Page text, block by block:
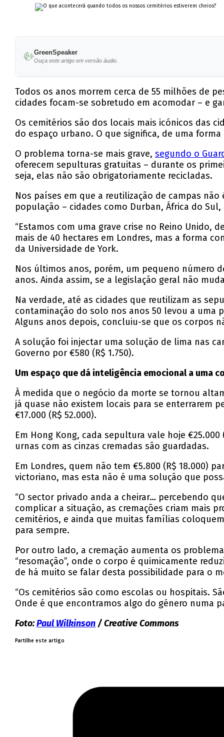
GreenSpeaker
Ouça este artigo em versão áudio.
Todos os anos morrem cerca de 55 milhões de
cidades focam-se sobretudo em acomodar – e
Os cemitérios são dos locais mais icónicos das
do espaço urbano. O que significa, de uma
O problema torna-se mais grave,segundo o
oferecem sepulturas gratuitas – durante os
seja, elas não são obrigatoriamente recicladas.
Nos países em que a reutilização de campas
população – cidades como Durban, África do
“Estamos com uma grave crise no Reino Unido,
mais de 40 hectares em Londres, mas a forma
da Universidade de York.
Nos últimos anos, porém, um pequeno número
anos. Ainda assim, se a legislação geral não
Na verdade, até as cidades que reutilizam as
contaminação do solo nos anos 50 levou a
Alguns anos depois, concluiu-se que os corpos
A solução foi injectar uma solução de lima nas
Governo por €580 (R$ 1.750).
Um espaço que dá inteligência emocional a uma
À medida que o negócio da morte se tornou
já quase não existem locais para se enterrarem
€17.000 (R$ 52.000).
Em Hong Kong, cada sepultura vale hoje
urnas com as cinzas cremadas são guardadas.
Em Londres, quem não tem €5.800 (R$ 18.000)
victoriano, mas esta não é uma solução que
“O sector privado anda a cheirar… percebendo
complicar a situação, as cremações criam mais
cemitérios, e ainda que muitas famílias
para sempre.
Por outro lado, a cremação aumenta os
“resomação”, onde o corpo é quimicamente
de há muito se falar desta possibilidade para o
“Os cemitérios são como escolas ou hospitais.
Onde é que encontramos algo do género numa
Foto:Paul Wilkinson / Creative Commons
Partilhe este artigo